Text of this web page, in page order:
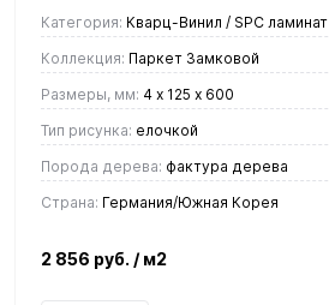
Категория: Кварц-Винил / SPC ламинат
Коллекция: Паркет Замковой
Размеры, мм: 4 х 125 х 600
Тип рисунка: елочкой
Порода дерева: фактура дерева
Страна: Германия/Южная Корея
2 856 руб. / м2